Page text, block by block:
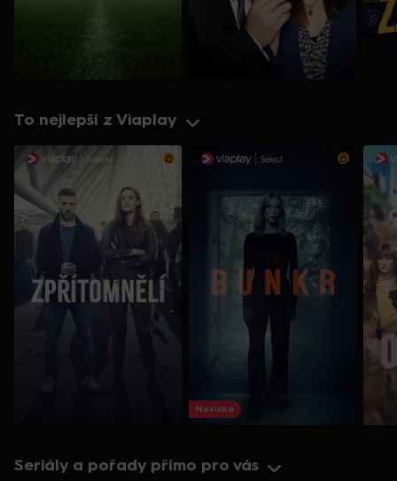
To nejlepší z Viaplay
Novinka
Seriály a pořady přímo pro vás